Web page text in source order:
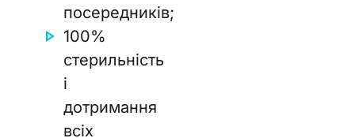
посередників;
100%
стерильність
і
дотримання
всіх